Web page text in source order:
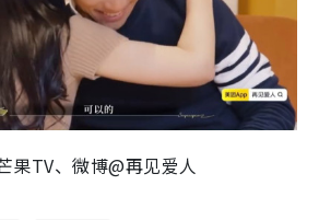
果TV、微博@再见爱人